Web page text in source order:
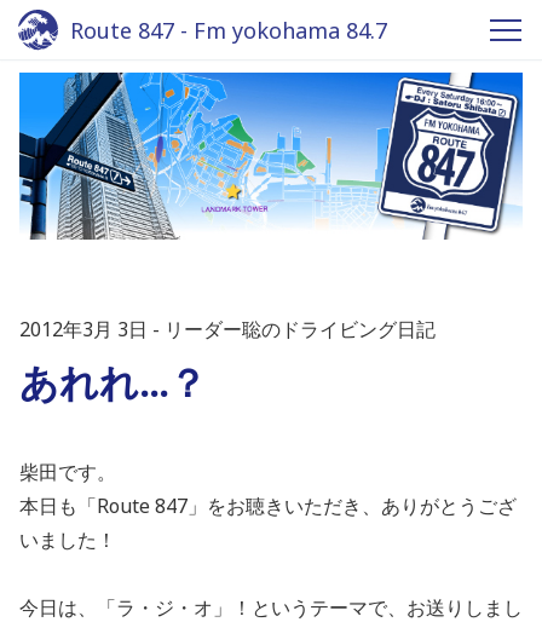
Route 847 - Fm yokohama 84.7
2012年3月 3日 リーダー聡のドライビング日記
あれれ…？
柴田です。
本日も「Route 847」をお聴きいただき、ありがとうござ
いました！
今日は、「ラ・ジ・オ」！というテーマで、お送りしまし